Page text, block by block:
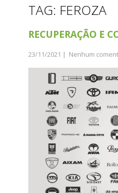
TAG: FEROZA
RECUPERAÇÃO E
23/11/2021 | Nenhum